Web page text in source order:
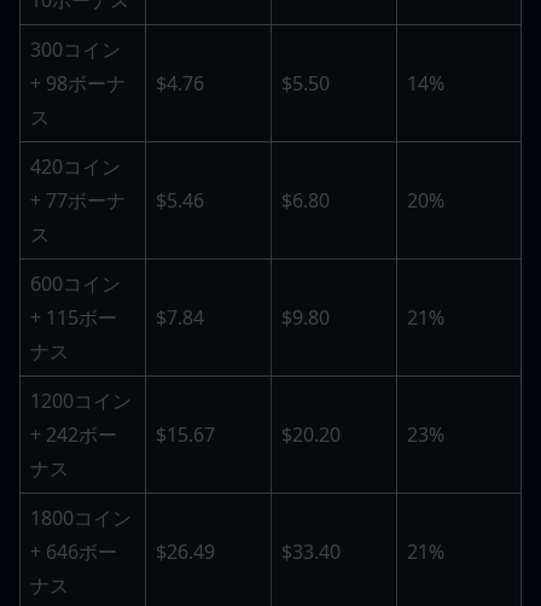
300コイン
+ 98ボーナ
ス
$4.76 $5.50 14%
420コイン
+ 77ボーナ
ス
$5.46 $6.80 20%
600コイン
+ 115ボー
ナス
$7.84 $9.80 21%
1200コイン
+ 242ボー
ナス
$15.67 $20.20 23%
1800コイン
+ 646ボー
ナス
$26.49 $33.40 21%